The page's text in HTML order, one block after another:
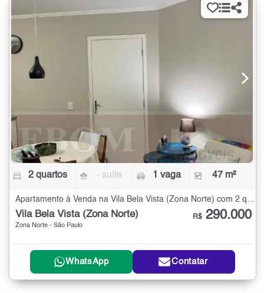
2 quartos - suíte 1 vaga 47 m²
Vila Bela Vista (Zona Norte)
Zona Norte - São Paulo
R$ 290.000
WhatsApp Contatar